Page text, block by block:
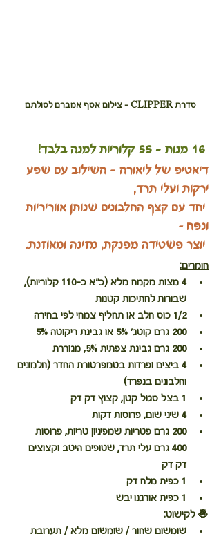
סדרת CLIPPER - צילום אסף אמברם לסולתם
דיאטיפ של ליאורה - השילוב עם שפע
ירקות ועלי תרד,
יחד עם קצף החלבונים שנותן אווריריות
ונפח –
יוצר פשטידה מפנקת, מזינה ומאוזנת.
חומרים:
4 מצות מקמח מלא (כ"א כ-110 קלוריות),
שבורות לחתיכות קטנות
1/2 כוס חלב או תחליף צמחי לפי בחירה
200 גרם קוטג' 5% או גבינת ריקוטה 5%
200 גרם גבינת צפתית 5%, מגוררת
4 ביצים ופרדות בטמפרטורת החדר (חלמונים
וחלבונים בנפרד)
1 בצל סגול קטן, קצוץ דק דק
4 שיני שום, פרוסות דקות
200 גרם פטריות שמפיניון טריות, פרוסות
400 גרם עלי תרד, שטופים היטב וקצוצים
דק דק
1 כפית מלח דק
1 כפית אורגנו יבש
🧆 לקישוט:
שומשום שחור / שומשום מלא / תערובת